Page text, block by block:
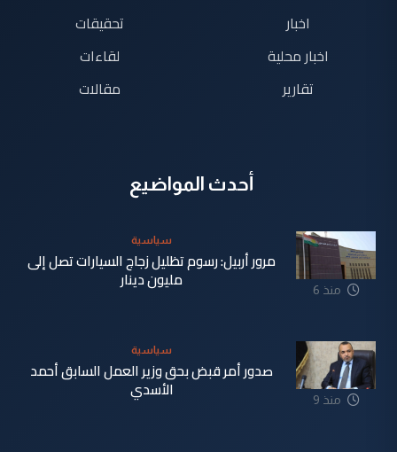
اخبار
اخبار محلية
تقارير
تحقيقات
لقاءات
مقالات
أحدث المواضيع
منذ 6
سياسية
مرور أربيل: رسوم تظليل زجاج السيارات تصل إلى
مليون دينار
منذ 9
سياسية
صدور أمر قبض بحق وزير العمل السابق أحمد
الأسدي